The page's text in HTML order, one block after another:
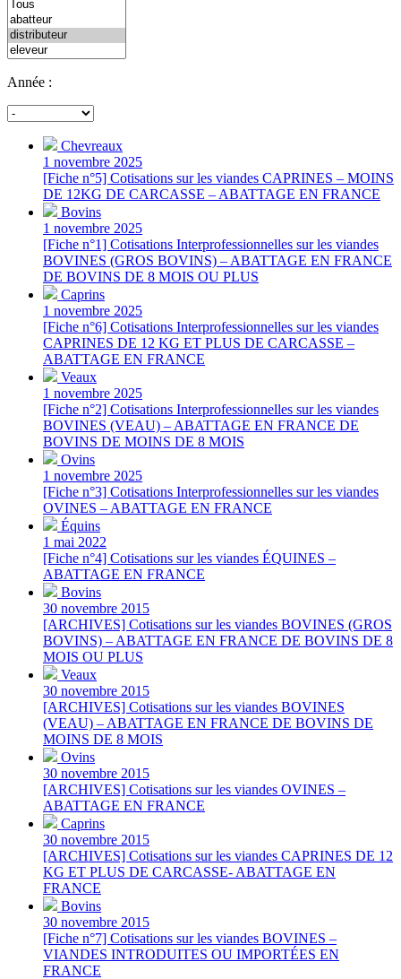
Année :
Chevreaux
1 novembre 2025
[Fiche n°5] Cotisations sur les viandes CAPRINES – MOINS
DE 12KG DE CARCASSE – ABATTAGE EN FRANCE
Bovins
1 novembre 2025
[Fiche n°1] Cotisations Interprofessionnelles sur les viandes
BOVINES (GROS BOVINS) – ABATTAGE EN FRANCE
DE BOVINS DE 8 MOIS OU PLUS
Caprins
1 novembre 2025
[Fiche n°6] Cotisations Interprofessionnelles sur les viandes
CAPRINES DE 12 KG ET PLUS DE CARCASSE –
ABATTAGE EN FRANCE
Veaux
1 novembre 2025
[Fiche n°2] Cotisations Interprofessionnelles sur les viandes
BOVINES (VEAU) – ABATTAGE EN FRANCE DE
BOVINS DE MOINS DE 8 MOIS
Ovins
1 novembre 2025
[Fiche n°3] Cotisations Interprofessionnelles sur les viandes
OVINES – ABATTAGE EN FRANCE
Équins
1 mai 2022
[Fiche n°4] Cotisations sur les viandes ÉQUINES –
ABATTAGE EN FRANCE
Bovins
30 novembre 2015
[ARCHIVES] Cotisations sur les viandes BOVINES (GROS
BOVINS) – ABATTAGE EN FRANCE DE BOVINS DE 8
MOIS OU PLUS
Veaux
30 novembre 2015
[ARCHIVES] Cotisations sur les viandes BOVINES
(VEAU) – ABATTAGE EN FRANCE DE BOVINS DE
MOINS DE 8 MOIS
Ovins
30 novembre 2015
[ARCHIVES] Cotisations sur les viandes OVINES –
ABATTAGE EN FRANCE
Caprins
30 novembre 2015
[ARCHIVES] Cotisations sur les viandes CAPRINES DE 12
KG ET PLUS DE CARCASSE- ABATTAGE EN
FRANCE
Bovins
30 novembre 2015
[Fiche n°7] Cotisations sur les viandes BOVINES –
VIANDES INTRODUITES OU IMPORTÉES EN
FRANCE